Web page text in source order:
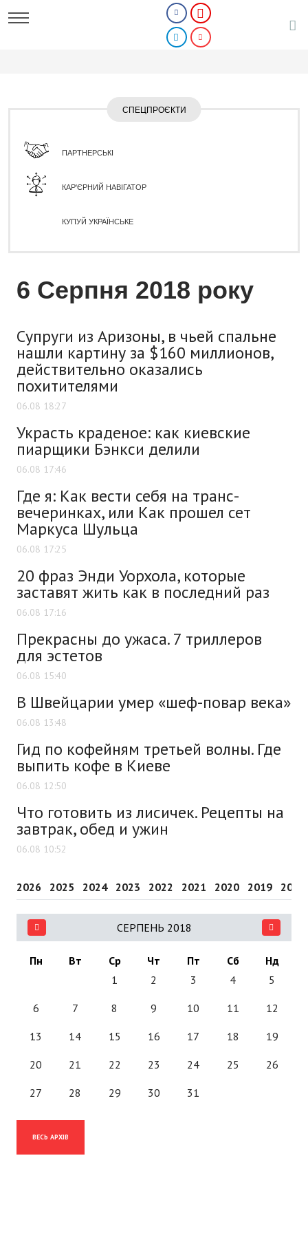
СПЕЦПРОЄКТИ
ПАРТНЕРСЬКІ
КАР'ЄРНИЙ НАВІГАТОР
КУПУЙ УКРАЇНСЬКЕ
6 Серпня 2018 року
Супруги из Аризоны, в чьей спальне
нашли картину за $160 миллионов,
действительно оказались
похитителями
06.08 18:27
Украсть краденое: как киевские
пиарщики Бэнкси делили
06.08 17:46
Где я: Как вести себя на транс-
вечеринках, или Как прошел сет
Маркуса Шульца
06.08 17:25
20 фраз Энди Уорхола, которые
заставят жить как в последний раз
06.08 17:16
Прекрасны до ужаса. 7 триллеров
для эстетов
06.08 15:40
В Швейцарии умер «шеф-повар века»
06.08 13:48
Гид по кофейням третьей волны. Где
выпить кофе в Киеве
06.08 12:50
Что готовить из лисичек. Рецепты на
завтрак, обед и ужин
06.08 10:52
2026 2025 2024 2023 2022 2021 2020 2019 2018
СЕРПЕНЬ 2018
Пн Вт Ср Чт Пт Сб
Нд
1
2 3 4 5
6 7 8 9 10 11 12
13 14 15 16 17 18 19
20 21 22 23 24 25 26
27 28 29 30 31
ВЕСЬ АРХІВ